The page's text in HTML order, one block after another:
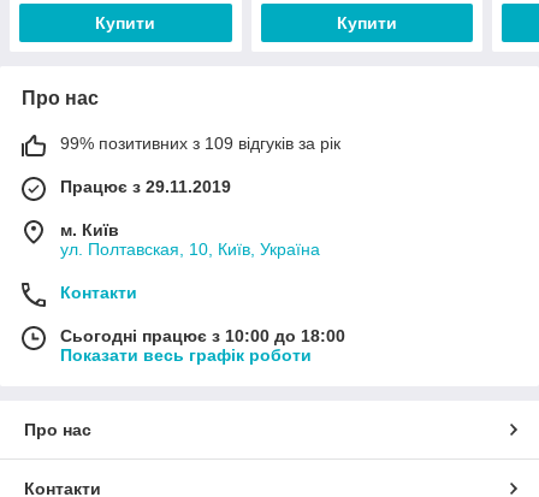
Купити Купити
Про нас
99% позитивних з 109 відгуків за рік
Працює з 29.11.2019
м. Київ
ул. Полтавская, 10, Київ, Україна
Контакти
Сьогодні працює з 10:00 до 18:00
Показати весь графік роботи
Про нас
Контакти